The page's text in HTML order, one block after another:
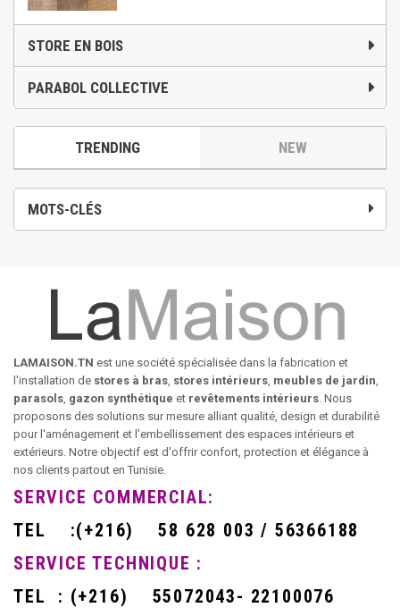
STORE EN BOIS
PARABOL COLLECTIVE
TRENDING NEW
MOTS-CLÉS
LAMAISON.TN est une société spécialisée dans la fabrication et
l'installation de stores à bras, stores intérieurs, meubles de jardin,
parasols, gazon synthétique et revêtements intérieurs. Nous
proposons des solutions sur mesure alliant qualité, design et durabilité
pour l'aménagement et l'embellissement des espaces intérieurs et
extérieurs. Notre objectif est d'offrir confort, protection et élégance à
nos clients partout en Tunisie.
SERVICE COMMERCIAL:
TEL
:(+216)
58 628 003 / 56366188
SERVICE TECHNIQUE :
TEL : (+216)
55072043- 22100076